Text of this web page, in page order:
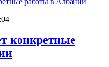
конкретные